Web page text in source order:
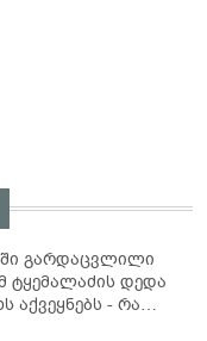
გარდაცვლილი
ტყემალაძის დედა
აქვეყნებს - რა
მიზეზი?